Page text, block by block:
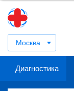
Москва
Диагностика